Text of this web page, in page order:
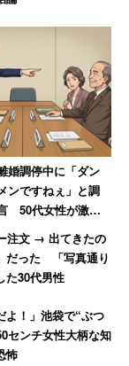
婚調停中に「ダン
ンですねぇ」と調
50代女性が激怒
ぎる一言
注文 → 出てきたの
だった 「写真通り
た30代男性
よ！」池袋で“ぶつ
センチ女性大柄な知
怖